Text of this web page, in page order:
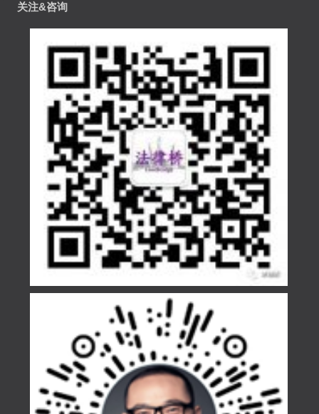
关注&咨询